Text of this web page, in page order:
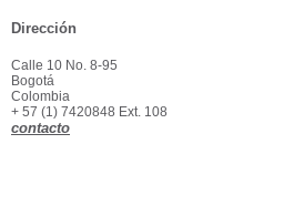
Educación Secundaria
Educación Secundaria
Estudiantes -Legislación
Estudiantes -Legislación
[1]
Filosofía de la educación superior--Etica
Filosofía de la educación
superior--Etica[1]
Reforma Universitaria -Colombia
Reforma Universitaria -
Dirección
Calle 10 No. 8-95
Bogotá
Colombia
+ 57 (1) 7420848 Ext. 108
contacto